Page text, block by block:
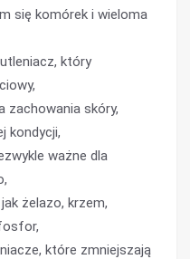
się komórek i wieloma
który
zachowania skóry,
kondycji,
ważne dla
żelazo, krzem,
które zmniejszają